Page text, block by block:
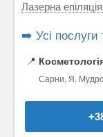
Лазерна епіляція
➡️ Усі послуги
📍
Сарни, Я.